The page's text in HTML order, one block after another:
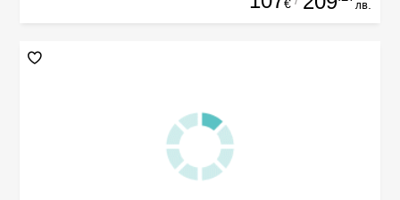
€ лв.